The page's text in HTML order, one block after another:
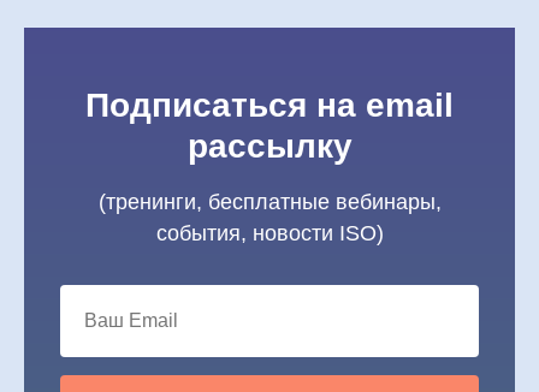
Подписаться на email
рассылку
(тренинги, бесплатные вебинары,
события, новости ISO)